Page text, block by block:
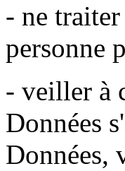
- ne
personne
- veiller à
Données
Données,